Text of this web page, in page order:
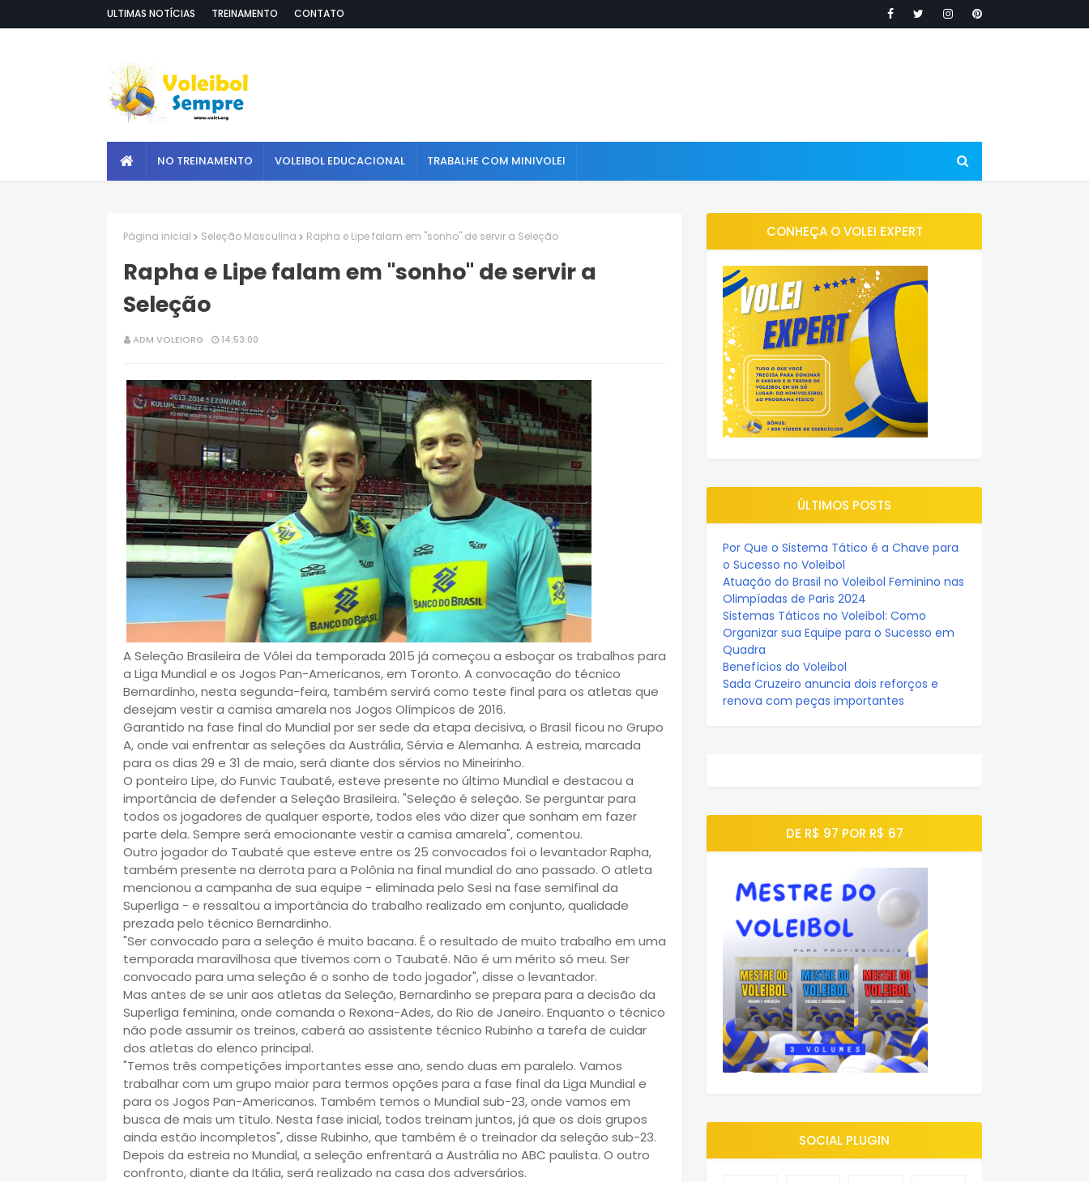
ULTIMAS NOTÍCIAS TREINAMENTO CONTATO
NO TREINAMENTO VOLEIBOL EDUCACIONAL TRABALHE COM MINIVOLEI
Página inicial Seleção Masculina Rapha e Lipe falam em "sonho" de servir a Seleção
Rapha e Lipe falam em "sonho" de servir a
Seleção
ADM VOLEIORG 14:53:00
A Seleção Brasileira de Vôlei da temporada 2015 já começou a esboçar os trabalhos para
a Liga Mundial e os Jogos Pan-Americanos, em Toronto. A convocação do técnico
Bernardinho, nesta segunda-feira, também servirá como teste final para os atletas que
desejam vestir a camisa amarela nos Jogos Olímpicos de 2016.
Garantido na fase final do Mundial por ser sede da etapa decisiva, o Brasil ficou no Grupo
A, onde vai enfrentar as seleções da Austrália, Sérvia e Alemanha. A estreia, marcada
para os dias 29 e 31 de maio, será diante dos sérvios no Mineirinho.
O ponteiro Lipe, do Funvic Taubaté, esteve presente no último Mundial e destacou a
importância de defender a Seleção Brasileira. "Seleção é seleção. Se perguntar para
todos os jogadores de qualquer esporte, todos eles vão dizer que sonham em fazer
parte dela. Sempre será emocionante vestir a camisa amarela", comentou.
Outro jogador do Taubaté que esteve entre os 25 convocados foi o levantador Rapha,
também presente na derrota para a Polônia na final mundial do ano passado. O atleta
mencionou a campanha de sua equipe - eliminada pelo Sesi na fase semifinal da
Superliga - e ressaltou a importância do trabalho realizado em conjunto, qualidade
prezada pelo técnico Bernardinho.
"Ser convocado para a seleção é muito bacana. É o resultado de muito trabalho em uma
temporada maravilhosa que tivemos com o Taubaté. Não é um mérito só meu. Ser
convocado para uma seleção é o sonho de todo jogador", disse o levantador.
Mas antes de se unir aos atletas da Seleção, Bernardinho se prepara para a decisão da
Superliga feminina, onde comanda o Rexona-Ades, do Rio de Janeiro. Enquanto o técnico
não pode assumir os treinos, caberá ao assistente técnico Rubinho a tarefa de cuidar
dos atletas do elenco principal.
"Temos três competições importantes esse ano, sendo duas em paralelo. Vamos
trabalhar com um grupo maior para termos opções para a fase final da Liga Mundial e
para os Jogos Pan-Americanos. Também temos o Mundial sub-23, onde vamos em
busca de mais um título. Nesta fase inicial, todos treinam juntos, já que os dois grupos
ainda estão incompletos", disse Rubinho, que também é o treinador da seleção sub-23.
Depois da estreia no Mundial, a seleção enfrentará a Austrália no ABC paulista. O outro
confronto, diante da Itália, será realizado na casa dos adversários.
CONHEÇA O VOLEI EXPERT
ÚLTIMOS POSTS
Por Que o Sistema Tático é a Chave para
o Sucesso no Voleibol
Atuação do Brasil no Voleibol Feminino nas
Olimpíadas de Paris 2024
Sistemas Táticos no Voleibol: Como
Organizar sua Equipe para o Sucesso em
Quadra
Benefícios do Voleibol
Sada Cruzeiro anuncia dois reforços e
renova com peças importantes
DE R$ 97 POR R$ 67
SOCIAL PLUGIN